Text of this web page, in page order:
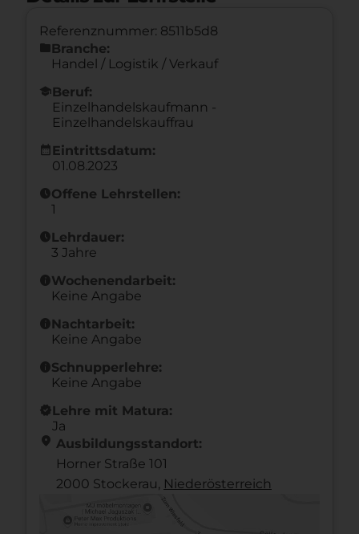
Referenznummer: 8511b5d8
folderBranche:
Handel / Logistik / Verkauf
schoolBeruf:
Einzelhandelskaufmann -
Einzelhandelskauffrau
calendar_month Eintrittsdatum:
01.08.2023
scheduleOffene Lehrstellen:
1
scheduleLehrdauer:
3 Jahre
infoWochenendarbeit:
Keine Angabe
infoNachtarbeit:
Keine Angabe
infoSchnupperlehre:
Keine Angabe
new_releasesLehre mit Matura:
Ja
location_on Ausbildungsstandort:
Horner Straße 101
2000 Stockerau, Nieder­österreich